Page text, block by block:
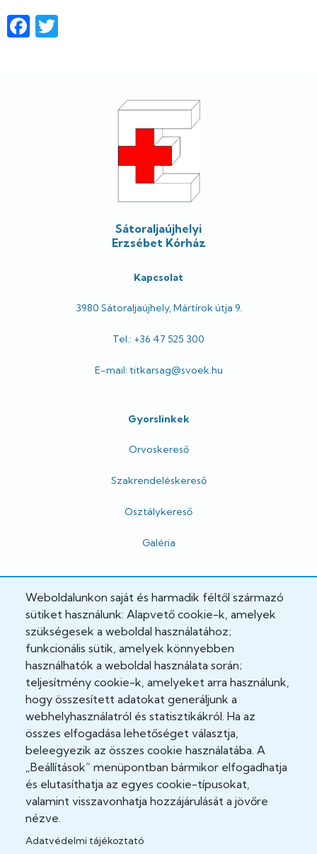
Facebook
Sátoraljaújhelyi
Erzsébet Kórház
Kapcsolat
3980 Sátoraljaújhely, Mártírok útja 9.
Tel.: +36 47 525 300
E-mail: titkarsag@svoek.hu
Gyorslinkek
Orvoskereső
Szakrendeléskereső
Osztálykereső
Galéria
Hivatalos
Adatkezelési tájékoztató
Adatvédelmi tisztviselő
Akadálymentesítési nyilatkozat
Cookie Policy
Felhasználási feltételek
Impresszum
Jogi nyilatkozatok
Weboldalunkon saját és harmadik féltől származó
sütiket használunk: Alapvető cookie-k, amelyek
szükségesek a weboldal használatához;
funkcionális sütik, amelyek könnyebben
használhatók a weboldal használata során;
teljesítmény cookie-k, amelyeket arra használunk,
hogy összesített adatokat generáljunk a
webhelyhasználatról és statisztikákról. Ha az
összes elfogadása lehetőséget választja,
beleegyezik az összes cookie használatába. A
„Beállítások” menüpontban bármikor elfogadhatja
és elutasíthatja az egyes cookie-típusokat,
valamint visszavonhatja hozzájárulását a jövőre
nézve.
Adatvédelmi tájékoztató